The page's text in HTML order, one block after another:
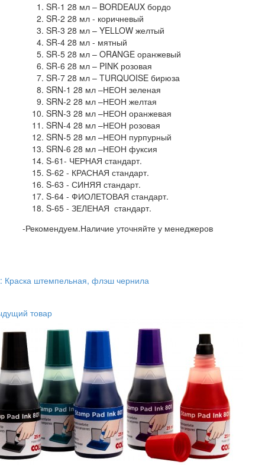
SR-1 28 мл – BORDEAUX бордо
SR-2 28 мл - коричневый
SR-3 28 мл – YELLOW желтый
SR-4 28 мл - мятный
SR-5 28 мл – ORANGE оранжевый
SR-6 28 мл – PINK розовая
SR-7 28 мл – TURQUOISE бирюза
SRN-1 28 мл –НЕОН зеленая
SRN-2 28 мл –НЕОН желтая
SRN-3 28 мл –НЕОН оранжевая
SRN-4 28 мл –НЕОН розовая
SRN-5 28 мл –НЕОН пурпурный
SRN-6 28 мл –НЕОН фуксия
S-61- ЧЕРНАЯ стандарт.
S-62 - КРАСНАЯ стандарт.
S-63 - СИНЯЯ стандарт.
S-64 - ФИОЛЕТОВАЯ стандарт.
S-65 - ЗЕЛЕНАЯ стандарт.
-Рекомендуем.Наличие уточняйте у менеджеров
Краска штемпельная, флэш чернила
товар